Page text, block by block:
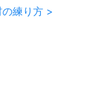
練り方 >